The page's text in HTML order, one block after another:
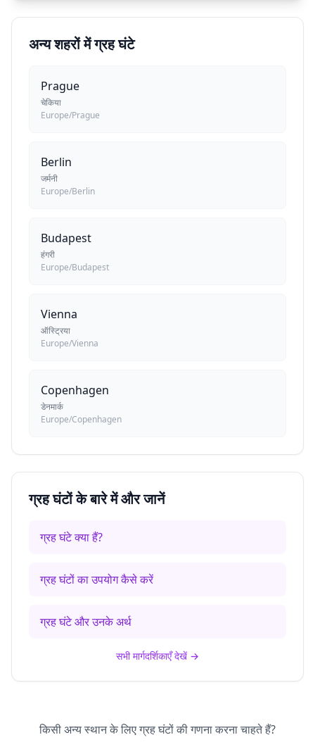
अन्य शहरों में ग्रह घंटे
Prague
चेकिया
Europe/Prague
Berlin
जर्मनी
Europe/Berlin
Budapest
हंगरी
Europe/Budapest
Vienna
ऑस्ट्रिया
Europe/Vienna
Copenhagen
डेनमार्क
Europe/Copenhagen
ग्रह घंटों के बारे में और जानें
ग्रह घंटे क्या हैं?
ग्रह घंटों का उपयोग कैसे करें
ग्रह घंटे और उनके अर्थ
सभी मार्गदर्शिकाएँ देखें →
किसी अन्य स्थान के लिए ग्रह घंटों की गणना करना चाहते हैं?